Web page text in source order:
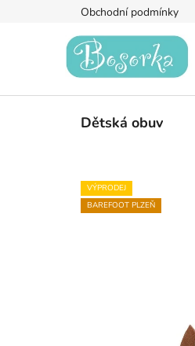
Obchodní podmínky
Dětská obuv
VÝPRODEJ
BAREFOOT PLZEŇ